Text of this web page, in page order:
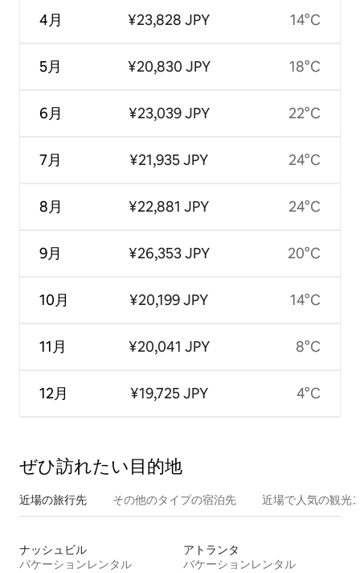
4月
5月
6月
7月
8月
9月
10月
11月
12月
¥23,828 JPY
¥20,830 JPY
¥23,039 JPY
¥21,935 JPY
¥22,881 JPY
¥26,353 JPY
¥20,199 JPY
¥20,041 JPY
¥19,725 JPY
14°C
18°C
22°C
24°C
24°C
20°C
14°C
8°C
4°C
ぜひ訪⁠れ⁠た⁠い目⁠的⁠地
近場の旅行先 その他のタ⁠イ⁠プ⁠の宿⁠泊⁠先 近場で人気の観光
ナッシュビル
バケーションレンタル
アトランタ
バケーションレンタル